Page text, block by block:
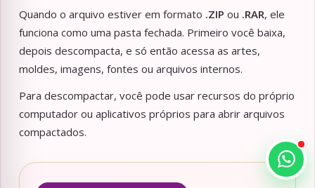
Quando o arquivo estiver em formato .ZIP ou .RAR, ele
funciona como uma pasta fechada. Primeiro você baixa,
depois descompacta, e só então acessa as artes,
moldes, imagens, fontes ou arquivos internos.
Para descompactar, você pode usar recursos do próprio
computador ou aplicativos próprios para abrir arquivos
compactados.